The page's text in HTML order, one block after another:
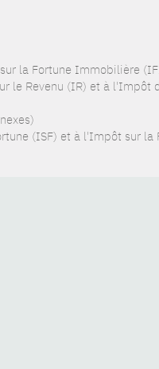
la Fortune Immobilière
le Revenu (IR) et à l'Impôt
(ISF) et à l'Impôt sur la